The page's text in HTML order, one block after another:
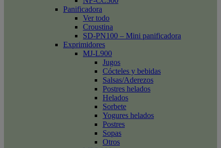
Panificadora
Ver todo
Croustina
SD-PN100 – Mini panificadora
Exprimidores
MJ-L900
Jugos
Cócteles y bebidas
Salsas/Aderezos
Postres helados
Helados
Sorbete
Yogures helados
Postres
Sopas
Otros